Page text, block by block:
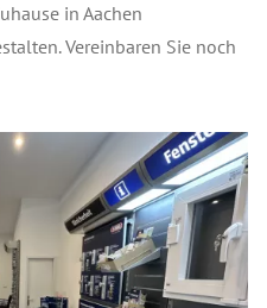
in Aachen
Vereinbaren Sie noch